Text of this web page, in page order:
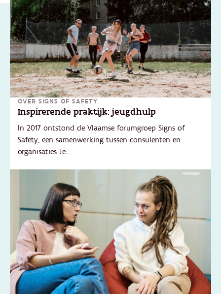
OVER SIGNS OF SAFETY
Inspirerende praktijk: jeugdhulp
In 2017 ontstond de Vlaamse forumgroep Signs of
Safety, een samenwerking tussen consulenten en
organisaties Je...